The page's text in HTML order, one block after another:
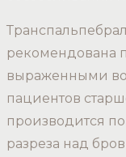
рекомендована
выраженными
пациентов
производится
разреза над